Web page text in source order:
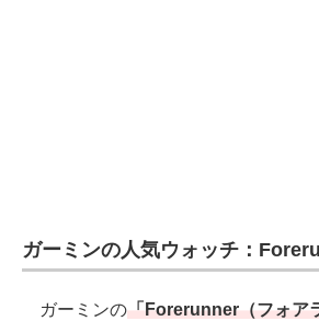
ガーミンの人気ウォッチ：
ガーミンの「Forerunner（フォア